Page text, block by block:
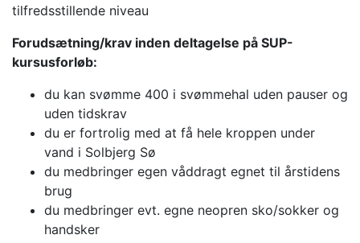
tilfredsstillende niveau
Forudsætning/krav inden deltagelse på SUP-
kursusforløb:
du kan svømme 400 i svømmehal uden pauser og
uden tidskrav
du er fortrolig med at få hele kroppen under
vand i Solbjerg Sø
du medbringer egen våddragt egnet til årstidens
brug
du medbringer evt. egne neopren sko/sokker og
handsker